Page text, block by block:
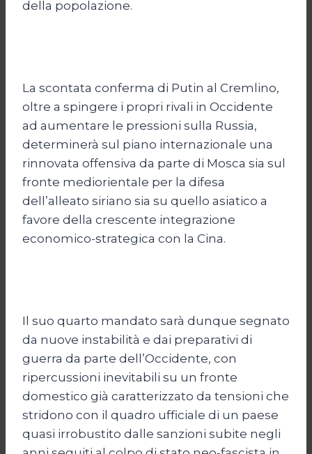
della popolazione.
La scontata conferma di Putin al Cremlino,
oltre a spingere i propri rivali in Occidente
ad aumentare le pressioni sulla Russia,
determinerà sul piano internazionale una
rinnovata offensiva da parte di Mosca sia sul
fronte mediorientale per la difesa
dell’alleato siriano sia su quello asiatico a
favore della crescente integrazione
economico-strategica con la Cina.
Il suo quarto mandato sarà dunque segnato
da nuove instabilità e dai preparativi di
guerra da parte dell’Occidente, con
ripercussioni inevitabili su un fronte
domestico già caratterizzato da tensioni che
stridono con il quadro ufficiale di un paese
quasi irrobustito dalle sanzioni subite negli